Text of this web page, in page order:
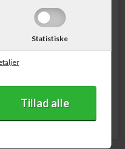
Statistiske
Lexmark 20N2XY0
Tonerkassette Retur-Program Gul
2.489,00